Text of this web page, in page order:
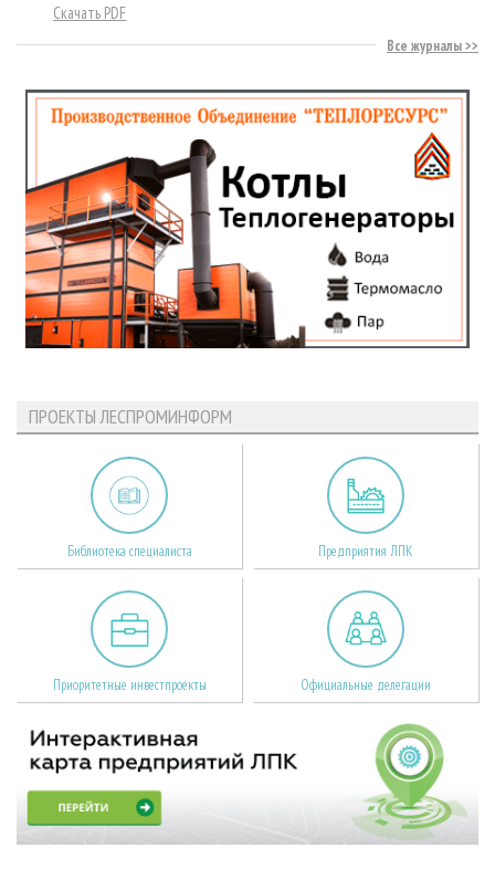
Скачать PDF
Все журналы
ПРОЕКТЫ ЛЕСПРОМИНФОРМ
Библиотека специалиста Предприятия ЛПК
Приоритетные инвестпроекты Официальные делегации